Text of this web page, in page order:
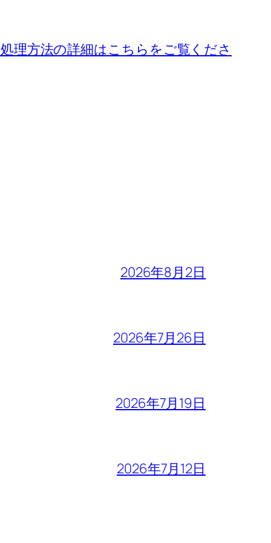
理方法の詳細はこちらをご覧くださ
2026年8月2日
2026年7月26日
2026年7月19日
2026年7月12日